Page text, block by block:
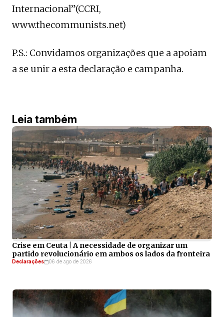
Internacional”(CCRI,
www.thecommunists.net)
P.S.: Convidamos organizações que a apoiam
a se unir a esta declaração e campanha.
Leia também
Crise em Ceuta | A necessidade de organizar um
partido revolucionário em ambos os lados da fronteira
Declarações 06 de ago de 2026